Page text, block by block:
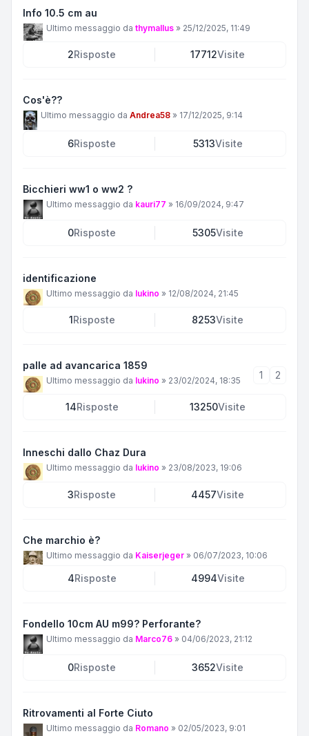
Info 10.5 cm au
Ultimo messaggio da thymallus » 25/12/2025, 11:49
2Risposte 17712Visite
Cos'è??
Ultimo messaggio da Andrea58 » 17/12/2025, 9:14
6Risposte 5313Visite
Bicchieri ww1 o ww2 ?
Ultimo messaggio da kauri77 » 16/09/2024, 9:47
0Risposte 5305Visite
identificazione
Ultimo messaggio da lukino » 12/08/2024, 21:45
1Risposte 8253Visite
palle ad avancarica 1859
Ultimo messaggio da lukino » 23/02/2024, 18:35 1 2
14Risposte 13250Visite
Inneschi dallo Chaz Dura
Ultimo messaggio da lukino » 23/08/2023, 19:06
3Risposte 4457Visite
Che marchio è?
Ultimo messaggio da Kaiserjeger » 06/07/2023, 10:06
4Risposte 4994Visite
Fondello 10cm AU m99? Perforante?
Ultimo messaggio da Marco76 » 04/06/2023, 21:12
0Risposte 3652Visite
Ritrovamenti al Forte Ciuto
Ultimo messaggio da Romano » 02/05/2023, 9:01